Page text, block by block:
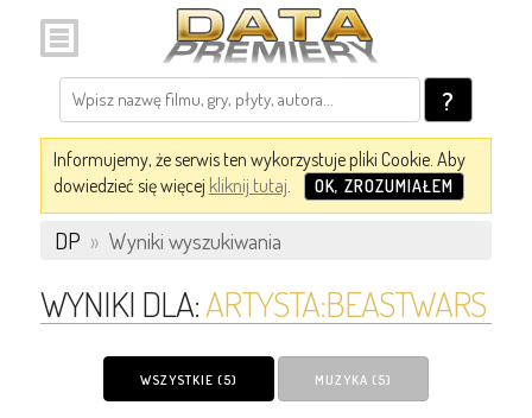
?
Informujemy, że serwis ten wykorzystuje pliki Cookie. Aby
dowiedzieć się więcej kliknij tutaj. OK, ZROZUMIAŁEM
DP » Wyniki wyszukiwania
WYNIKI DLA:ARTYSTA:BEASTWARS
WSZYSTKIE (5) MUZYKA (5)